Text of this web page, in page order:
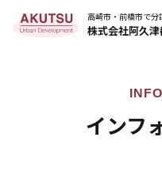
高崎市・前橋市で分
株式会社阿久
インフ